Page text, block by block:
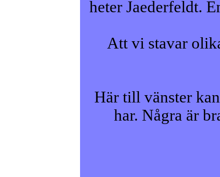
heter Jaederfeldt.
Att vi stavar
Här till vänster
har. Några är